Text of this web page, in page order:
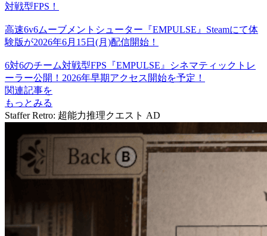
対戦型FPS！
高速6v6ムーブメントシューター『EMPULSE』Steamにて体
験版が2026年6月15日(月)配信開始！
6対6のチーム対戦型FPS『EMPULSE』シネマティックトレ
ーラー公開！2026年早期アクセス開始を予定！
関連記事を
もっとみる
Staffer Retro: 超能力推理クエスト AD